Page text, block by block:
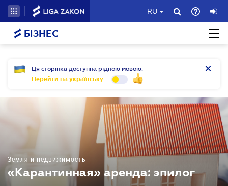
RU
БІЗНЕС
Ця сторінка доступна рідною мовою.
Перейти на українську
Земля и недвижимость
«Карантинная» аренда: эпилог